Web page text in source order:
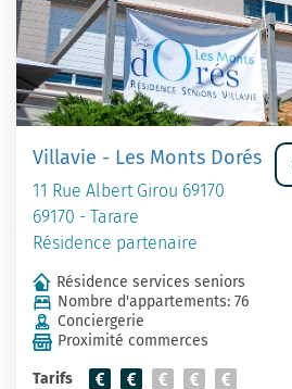
Villavie - Les Monts Dorés
11 Rue Albert Girou 69170
69170 - Tarare
Résidence partenaire
Résidence services seniors
Nombre d'appartements: 76
Conciergerie
Proximité commerces
Tarifs